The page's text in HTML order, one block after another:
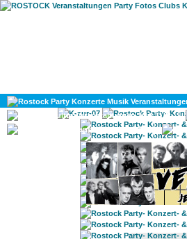
KULTUR
GAY